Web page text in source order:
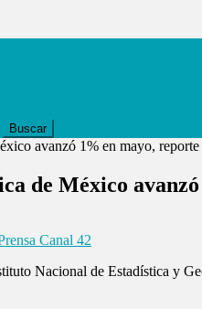
de México
Canal 42
Nacional de Estadística y